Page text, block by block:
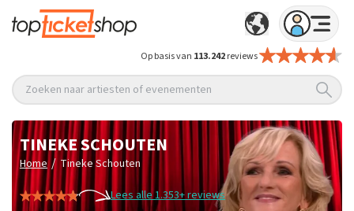
Op basis van 113.242reviews
Zoeken naar artiesten of evenementen
TINEKE SCHOUTEN
Home / Tineke Schouten
Lees alle 1.353+ reviews